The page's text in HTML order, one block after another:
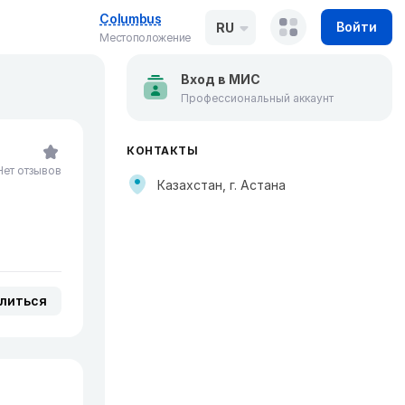
Columbus
Местоположение
RU Войти
отзывов
Вход в МИС
Профессиональный аккаунт
КОНТАКТЫ
Казахстан, г. Астана